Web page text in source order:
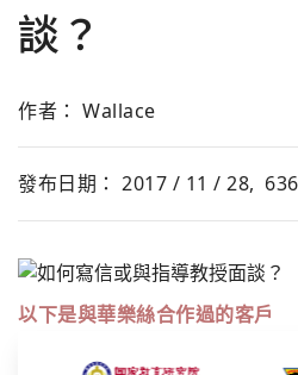
談？
作者： Wallace
發布日期： 2017 / 11 / 28,
以下是與華樂絲合作過的客戶